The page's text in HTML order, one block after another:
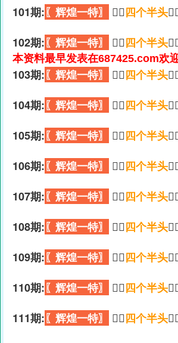
101期:〖辉煌一特〗 🏃‍♀️四个半头
102期:〖辉煌一特〗 🏃‍♀️四个半头
本资料最早发表在687425.com欢
103期:〖辉煌一特〗 🏃‍♀️四个半头
104期:〖辉煌一特〗 🏃‍♀️四个半头
105期:〖辉煌一特〗 🏃‍♀️四个半头
106期:〖辉煌一特〗 🏃‍♀️四个半头
107期:〖辉煌一特〗 🏃‍♀️四个半头
108期:〖辉煌一特〗 🏃‍♀️四个半头
109期:〖辉煌一特〗 🏃‍♀️四个半头
110期:〖辉煌一特〗 🏃‍♀️四个半头
111期:〖辉煌一特〗 🏃‍♀️四个半头